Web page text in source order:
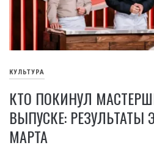
КУЛЬТУРА
КТО ПОКИНУЛ
ВЫПУСКЕ: РЕЗУЛЬТАТЫ
МАРТА